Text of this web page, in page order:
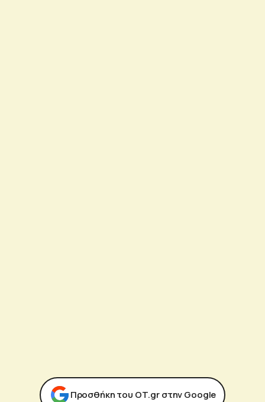
Προσθήκη του ΟΤ.gr στην Google